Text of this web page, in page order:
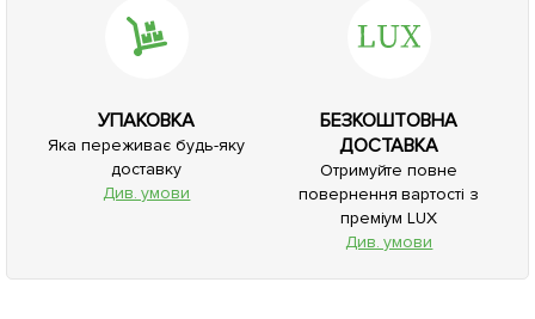
УПАКОВКА
Яка переживає будь-яку
доставку
Див. умови
БЕЗКОШТОВНА
ДОСТАВКА
Отримуйте повне
повернення вартості з
преміум LUX
Див. умови